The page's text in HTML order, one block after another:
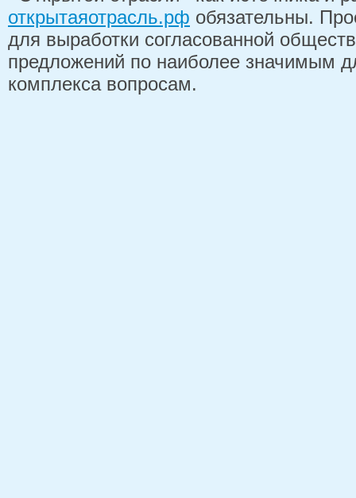
открытаяотрасль.рф обязательны.
для выработки согласованной
предложений по наиболее значимым
комплекса вопросам.